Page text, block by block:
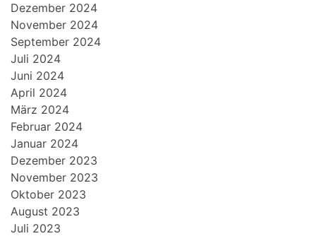
Dezember 2024
November 2024
September 2024
Juli 2024
Juni 2024
April 2024
März 2024
Februar 2024
Januar 2024
Dezember 2023
November 2023
Oktober 2023
August 2023
Juli 2023